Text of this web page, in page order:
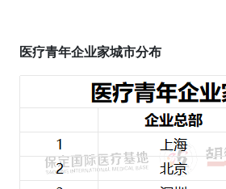
医疗青年企业家城市分布